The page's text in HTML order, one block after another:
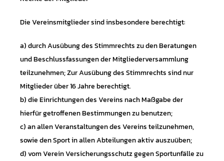
Die Vereinsmitglieder sind insbesondere berechtigt:
a) durch Ausübung des Stimmrechts zu den Beratungen
und Beschlussfassungen der Mitgliederversammlung
teilzunehmen; Zur Ausübung des Stimmrechts sind nur
Mitglieder über 16 Jahre berechtigt.
b) die Einrichtungen des Vereins nach Maßgabe der
hierfür getroffenen Bestimmungen zu benutzen;
c) an allen Veranstaltungen des Vereins teilzunehmen,
sowie den Sport in allen Abteilungen aktiv auszuüben;
d) vom Verein Versicherungsschutz gegen Sportunfälle zu